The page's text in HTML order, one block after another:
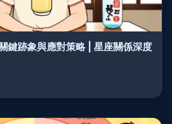
鍵跡象與應對策略 | 星座關係深度